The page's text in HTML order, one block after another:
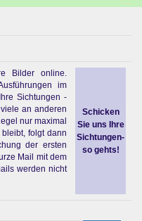
Bilder online.
im
Sichtungen -
an anderen
nur maximal
folgt dann
der ersten
Mail mit dem
werden nicht
Schicken
Sie uns Ihre
Sichtungen-
so gehts!